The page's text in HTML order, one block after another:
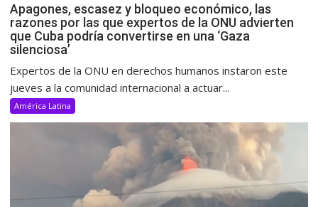
Apagones, escasez y bloqueo económico, las
razones por las que expertos de la ONU advierten
que Cuba podría convertirse en una ‘Gaza
silenciosa’
Expertos de la ONU en derechos humanos instaron este
jueves a la comunidad internacional a actuar...
América Latina